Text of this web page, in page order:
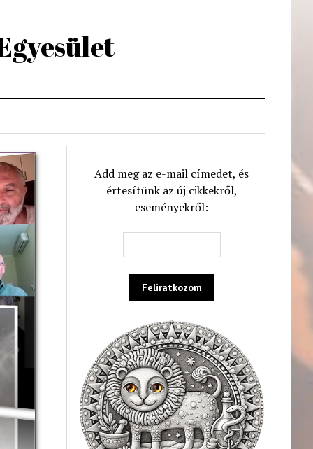
Add meg az e-mail címedet, és
értesítünk az új cikkekről,
eseményekről: